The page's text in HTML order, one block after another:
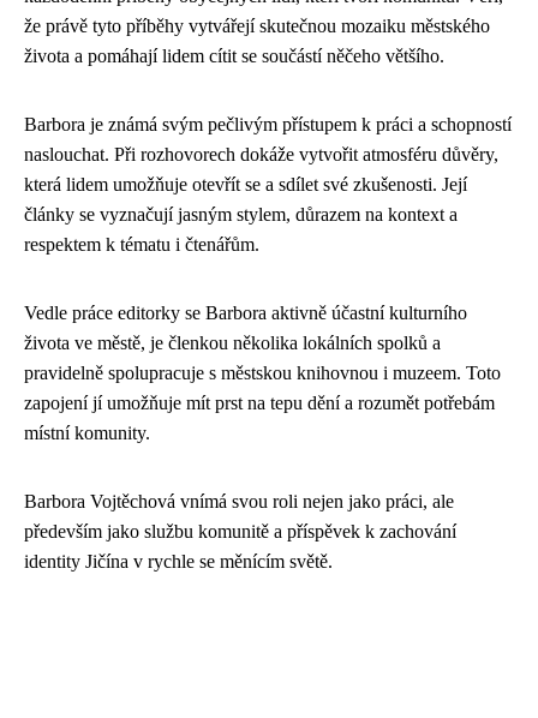
že právě tyto příběhy vytvářejí skutečnou mozaiku městského
života a pomáhají lidem cítit se součástí něčeho většího.
Barbora je známá svým pečlivým přístupem k práci a schopností
naslouchat. Při rozhovorech dokáže vytvořit atmosféru důvěry,
která lidem umožňuje otevřít se a sdílet své zkušenosti. Její
články se vyznačují jasným stylem, důrazem na kontext a
respektem k tématu i čtenářům.
Vedle práce editorky se Barbora aktivně účastní kulturního
života ve městě, je členkou několika lokálních spolků a
pravidelně spolupracuje s městskou knihovnou i muzeem. Toto
zapojení jí umožňuje mít prst na tepu dění a rozumět potřebám
místní komunity.
Barbora Vojtěchová vnímá svou roli nejen jako práci, ale
především jako službu komunitě a příspěvek k zachování
identity Jičína v rychle se měnícím světě.